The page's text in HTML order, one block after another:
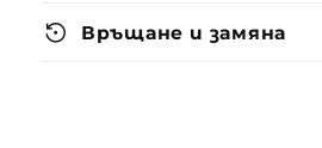
settings_backup_restore Връщане и замяна